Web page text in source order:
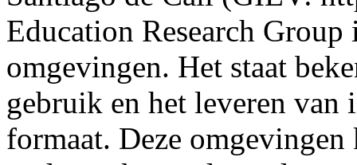
Education Research
omgevingen. Het staat
gebruik en het leveren
formaat. Deze omgevingen